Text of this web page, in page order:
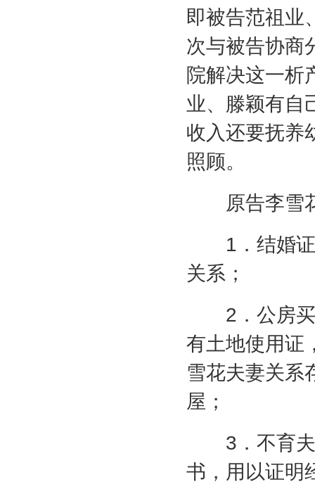
即被告范祖业
次与被告协商
院解决这一析
业、滕颖有自
收入还要抚养
照顾。
原告李雪花
1 ．结婚
关系；
2 ．公房
有土地使用证
雪花夫妻关系
屋；
3 ．不育
书，用以证明